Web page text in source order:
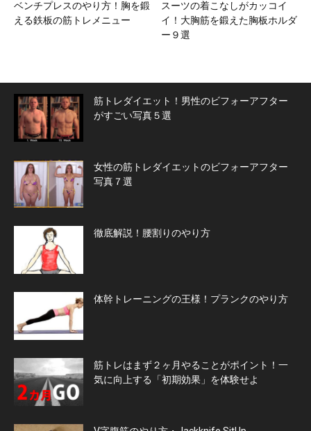
ベンチプレスのやり方！胸を鍛
える鉄板の筋トレメニュー
スーツの着こなしがカッコイ
イ！大胸筋を鍛えた胸板ホルダ
ー９選
筋トレダイエット！男性のビフォーアフター
がすごい写真５選
女性の筋トレダイエットのビフォーアフター
写真７選
徹底解説！腰割りのやり方
体幹トレーニングの王様！プランクのやり方
筋トレはまず２ヶ月やることがポイント！一
気に向上する「初期効果」を体験せよ